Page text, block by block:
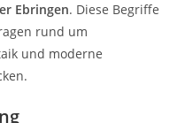
Ebringen. Diese Begriffe
rund um
und moderne